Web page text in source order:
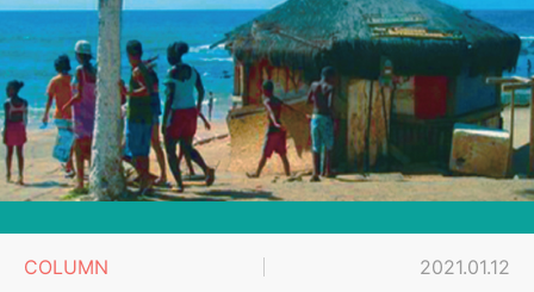
COLUMN 2021.01.12